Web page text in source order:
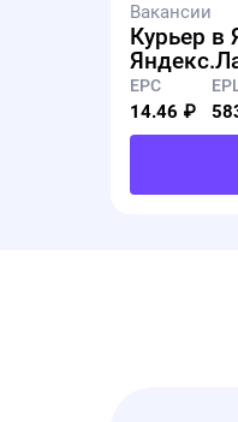
Вакансии
Курьер в
EPC
14.46 ₽